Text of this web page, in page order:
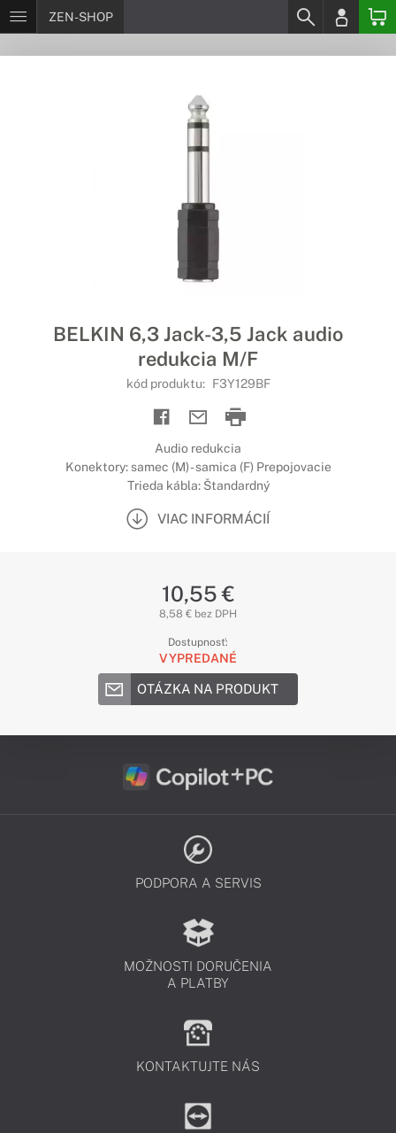
ZEN-SHOP
BELKIN 6,3 Jack-3,5 Jack audio
redukcia M/F
kód produktu: F3Y129BF
Audio redukcia
Konektory: samec (M) - samica (F) Prepojovacie
Trieda kábla: Štandardný
VIAC INFORMÁCIÍ
10,55 €
8,58 € bez DPH
Dostupnosť:
VYPREDANÉ
OTÁZKA NA PRODUKT
PODPORA A SERVIS
MOŽNOSTI DORUČENIA
A PLATBY
KONTAKTUJTE NÁS